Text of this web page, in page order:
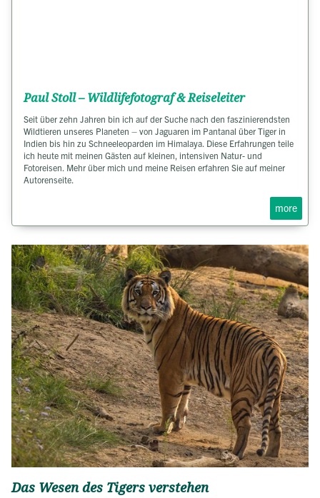
Paul Stoll – Wildlifefotograf & Reiseleiter
Seit über zehn Jahren bin ich auf der Suche nach den faszinierendsten
Wildtieren unseres Planeten – von Jaguaren im Pantanal über Tiger in
Indien bis hin zu Schneeleoparden im Himalaya. Diese Erfahrungen teile
ich heute mit meinen Gästen auf kleinen, intensiven Natur- und
Fotoreisen. Mehr über mich und meine Reisen erfahren Sie auf meiner
Autorenseite.
more
Das Wesen des Tigers verstehen